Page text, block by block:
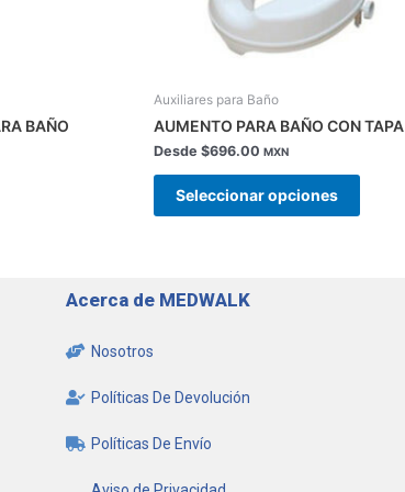
BAÑO
Auxiliares para Baño
AUMENTO PARA BAÑO CON TAPA
Desde $696.00 MXN
Seleccionar opciones
en
Acerca de MEDWALK
Nosotros
Políticas De Devolución
Políticas De Envío